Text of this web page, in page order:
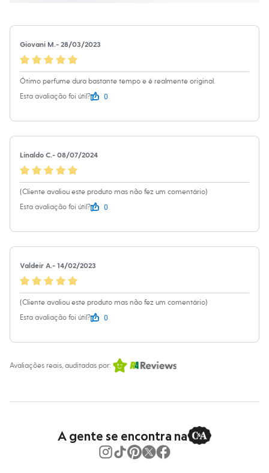
Roupas
Camisas
Calças
Camisetas e Regatas
Casacos e Jaquetas
Jeans
Polos
Bolsas e Mochilas
Chapéus e Bonés
Carteiras
Óculos
Relógios
Calçados
Botas
Chinelos
Sandálias e Papetes
Moda esportiva
Acessórios
Bermudas
Camisetas
Calças
Calçados
Regatas
Cuecas
Pijamas
Moda praia
Blusas e Camisetas
Casacos e Jaquetas
Giovani M.- 28/03/2023
Ótimo perfume dura bastante tempo e é realmente original.
Esta avaliação foi útil?
0
Linaldo C.- 08/07/2024
(Cliente avaliou este produto mas não fez um comentário)
Esta avaliação foi útil?
0
Valdeir A.- 14/02/2023
(Cliente avaliou este produto mas não fez um comentário)
Esta avaliação foi útil?
0
Avaliações reais, auditadas por:
A gente se encontra na